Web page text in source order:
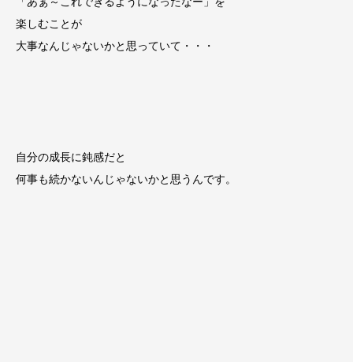
楽しむことが
大事なんじゃないかと思っていて・・・
自分の成長に鈍感だと
何事も続かないんじゃないかと思うんです。